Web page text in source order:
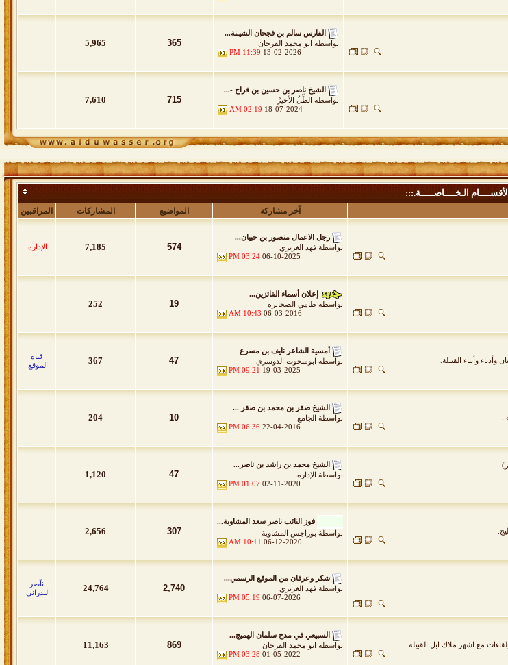
الفارس سالم بن فجحان الشيـنة...
بواسطة ابو محمد الفرجان
13-02-2026
11:39 PM
365
5,965
الشيخ ناصر بن حسين بن فراج -...
بواسطة الظِّلُ الأخيرْ
18-07-2024
02:19 AM
715
7,610
الـخــــاصـــــة.:::
آخر مشاركة المواضيع المشاركات المراقبين
رجل الاعمال منصور بن حبيان...
بواسطة فهد الغريري
06-10-2025
03:24 PM
574
7,185 الإداره
إعلان أسماء الفائزين...
بواسطة طامي الصخابره
06-03-2016
10:43 AM
19
252
وأبناء القبيلة.
أمسية الشاعر نايف بن مسرع
بواسطة ابومبخوت الدوسري
19-03-2025
09:21 PM
47
367
قناة
الموقع
الشيخ صقر بن محمد بن صقر ...
بواسطة الجامع
22-04-2016
06:36 PM
10
204
الشيخ محمد بن راشد بن ناصر...
بواسطة الإداره
02-11-2020
01:07 PM
47
1,120
فوز النائب ناصر سعد المشاوية...
بواسطة بوراجس المشاوية
06-12-2020
10:11 AM
307
2,656
شكر وعرفان من الموقع الرسمي...
بواسطة فهد الغريري
06-07-2026
05:19 PM
2,740
24,764
نآصر
البدراني
مع اشهر ملاك ابل القبيله
السبيعي في مدح سلمان الهميج...
بواسطة ابو محمد الفرجان
01-05-2022
03:28 PM
869
11,163